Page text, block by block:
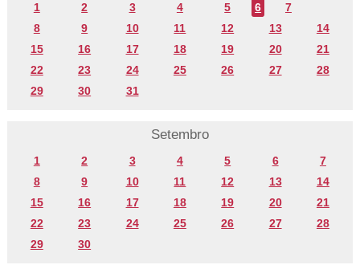
1 2 3 4 5 6
7
8
9 10 11 12 13
14
15
16 17 18 19 20
21
22
23 24 25 26 27
28
29
30 31
Setembro
1 2 3 4 5 6
7
8
9 10 11 12 13
14
15
16 17 18 19 20
21
22
23 24 25 26 27
28
29
30